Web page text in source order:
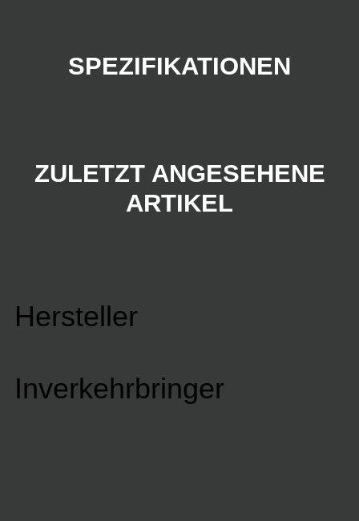
SPEZIFIKATIONEN
ZULETZT ANGESEHENE
ARTIKEL
Hersteller
Inverkehrbringer